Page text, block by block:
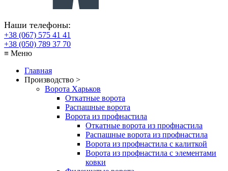
Наши телефоны:
+38 (067) 575 41 41
+38 (050) 789 37 70
≡ Меню
Главная
Производство >
Ворота Харьков
Откатные ворота
Распашные ворота
Ворота из профнастила
Откатные ворота из профнастила
Распашные ворота из профнастила
Ворота из профнастила с калиткой
Ворота из профнастила с элементами
ковки